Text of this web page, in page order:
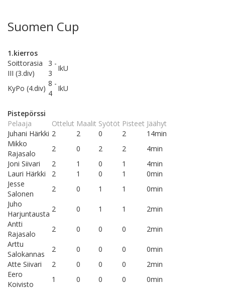
Suomen Cup
1.kierros
Soittorasia
III (3.div)
3 -
3
IkU
KyPo (4.div)
8 -
4
IkU
Pistepörssi
Pelaaja
Ottelut Maalit Syötöt Pisteet Jäähyt
Juhani Härkki 2 2 0 2
14min
Mikko
Rajasalo
2 0 2 2
4min
Joni Siivari
2 1 0 1
4min
Lauri Härkki
2 1 0 1
0min
Jesse
Salonen
2 0 1 1
0min
Juho
Harjuntausta
2 0 1 1
2min
Antti
Rajasalo
2 0 0 0
2min
Arttu
Salokannas
2 0 0 0
0min
Atte Siivari
2 0 0 0
2min
Eero
Koivisto
1 0 0 0 0min